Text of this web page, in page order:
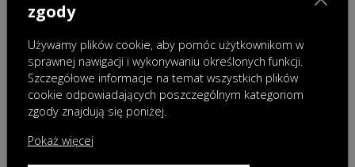
21.08.2025|Wydarzenia
OMODA na fali wznoszącej w segmencie
model hybrydowy już tej jesieni w Polsce
zgody
Używamy plików cookie, aby pomóc użytkownikom w
sprawnej nawigacji i wykonywaniu określonych funkcji.
Szczegółowe informacje na temat wszystkich plików
cookie odpowiadających poszczególnym kategoriom
zgody znajdują się poniżej.
Pokaż więcej